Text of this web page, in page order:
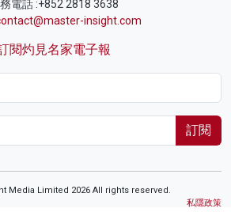
電話 :+852 2818 3638
insight.com
閱灼見名家電子報
訂閱
Media Limited 2026 All rights reserved.
私隱政策